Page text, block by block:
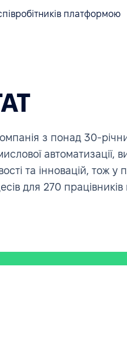
платформою
з понад 30-
та інновацій, тож
для 270